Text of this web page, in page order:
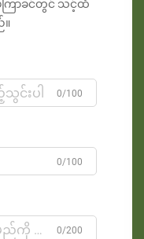
ာခင်တွင် သင့်ထံ
0/100
0/100
0/200